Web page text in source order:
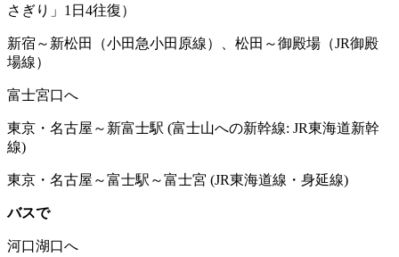
さぎり」1日4往復）
新宿～新松田（小田急小田原線）、松田～御殿場（JR御殿
場線）
富士宮口へ
東京・名古屋～新富士駅 (富士山への新幹線: JR東海道新幹
線)
東京・名古屋～富士駅～富士宮 (JR東海道線・身延線)
バスで
河口湖口へ